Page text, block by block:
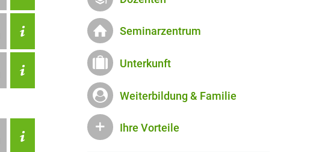
Seminarzentrum
Unterkunft
Weiterbildung & Familie
Ihre Vorteile